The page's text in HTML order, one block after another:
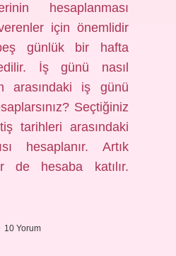
hesaplanması
için önemlidir
günlük bir hafta
İş günü nasıl
arasındaki iş günü
Seçtiğiniz
tarihleri ​​arasındaki
hesaplanır. Artık
de hesaba katılır.
10 Yorum